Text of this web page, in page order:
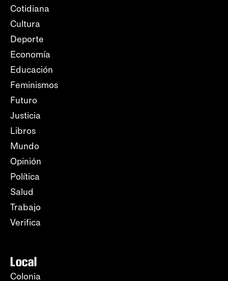
Cotidiana
Cultura
Deporte
Economía
Educación
Feminismos
Futuro
Justicia
Libros
Mundo
Opinión
Política
Salud
Trabajo
Verifica
Local
Colonia